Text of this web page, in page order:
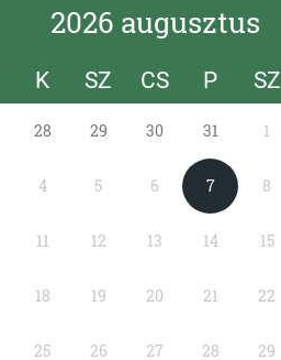
2026 augusztus
K SZ CS P SZ
28 29 30 31 1
4 5 6 7 8
11 12 13 14 15
18 19 20 21 22
25 26 27 28 29